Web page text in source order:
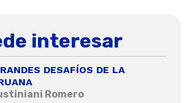
interesar
DESAFÍOS DE LA
Romero